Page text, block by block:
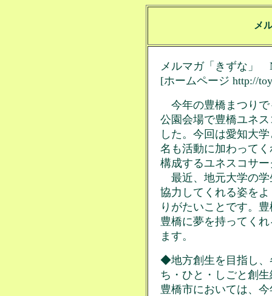
メ
メルマガ「きずな」
[ホームページ http://
今年の豊橋まつりで
公園会場で豊橋ユネ
した。今回は愛知大
名も活動に加わって
構成するユネスコサ
最近、地元大学の学
協力してくれる姿を
りがたいことです。
豊橋に夢を持ってく
ます。
◆地方創生を目指し、
ち・ひと・しごと創
豊橋市においては、